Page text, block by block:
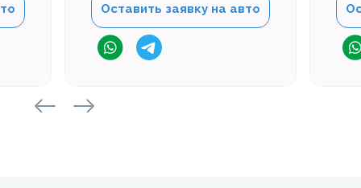
Оставить заявку на авто